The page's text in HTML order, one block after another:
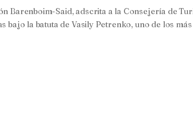
Barenboim-Said, adscrita a la Consejería de
bajo la batuta de Vasily Petrenko, uno de los